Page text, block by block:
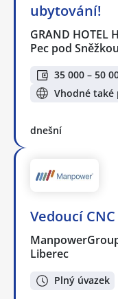
ubytování!
GRAND HOTEL
Pec pod Sněžkou
35 000 – 50
Vhodné také
dnešní
Vedoucí
Liberec
Plný úvazek